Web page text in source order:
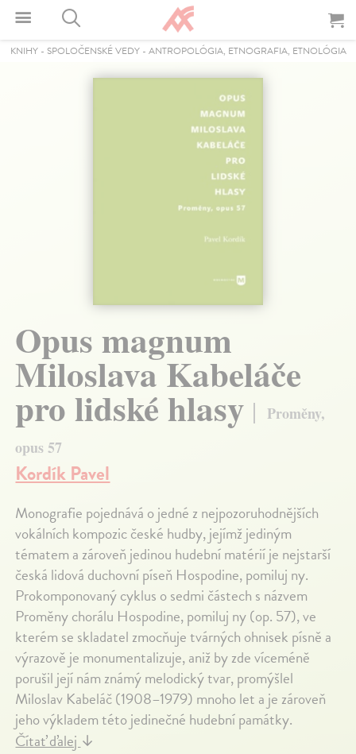
KNIHY- SPOLOČENSKÉ VEDY- ANTROPOLÓGIA, ETNOGRAFIA, ETNOLÓGIA
Opus magnum
Miloslava Kabeláče
pro lidské hlasy
Proměny,
opus 57
Kordík Pavel
Monografie pojednává o jedné z nejpozoruhodnějších
vokálních kompozic české hudby, jejímž jediným
tématem a zároveň jedinou hudební matérií je nejstarší
česká lidová duchovní píseň Hospodine, pomiluj ny.
Prokomponovaný cyklus o sedmi částech s názvem
Proměny chorálu Hospodine, pomiluj ny (op. 57), ve
kterém se skladatel zmocňuje tvárných ohnisek písně a
výrazově je monumentalizuje, aniž by zde víceméně
porušil její nám známý melodický tvar, promýšlel
Miloslav Kabeláč (1908–1979) mnoho let a je zároveň
jeho výkladem této jedinečné hudební památky.
Čítať ďalej↓